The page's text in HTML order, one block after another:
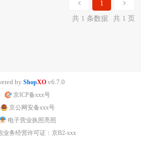
1
共 1 条数据
共 1 页
by ShopXO v6.7.0
京ICP备xxx号
京公网安备xxx号
电子营业执照亮照
业务经营许可证：京B2-xxx